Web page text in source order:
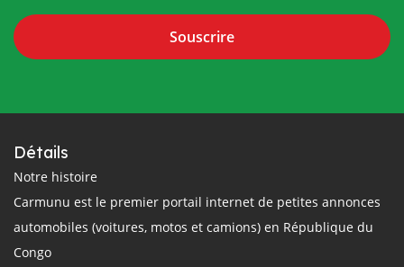
Souscrire
Détails
Notre histoire
Carmunu est le premier portail internet de petites annonces
automobiles (voitures, motos et camions) en République du
Congo